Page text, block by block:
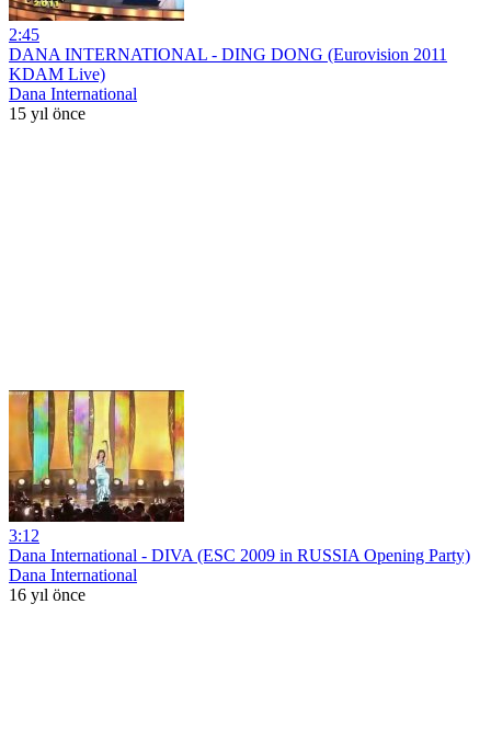
2:45
DANA INTERNATIONAL - DING DONG (Eurovision 2011
KDAM Live)
Dana International
15 yıl önce
3:12
Dana International - DIVA (ESC 2009 in RUSSIA Opening Party)
Dana International
16 yıl önce